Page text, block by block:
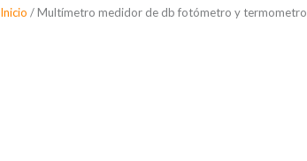
Saltar
Inicio / Multímetro medidor de db fotómetro y termometro